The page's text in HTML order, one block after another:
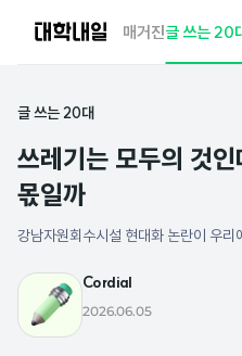
매거진글 쓰는 20
글 쓰는 20대
쓰레기는 모두의 것
몫일까
강남자원회수시설 현대화 논란이 우리
Cordial
2026.06.05